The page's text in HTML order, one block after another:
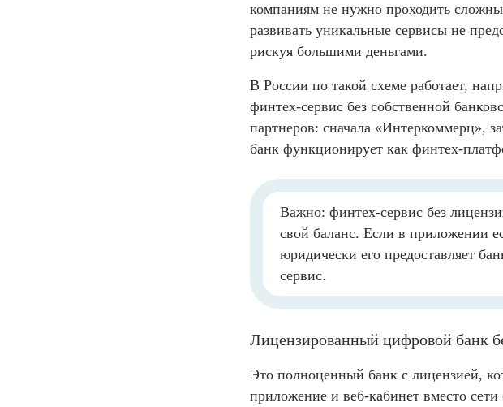
компаниям не нужно проходить
развивать уникальные сервисы не
рискуя большими деньгами.
В России по такой схеме работает,
финтех-сервис без собственной
партнеров: сначала «Интеркоммерц»,
банк функционирует как финтех-
Важно: финтех-сервис без
свой баланс. Если в приложении
юридически его предоставляет
сервис.
Лицензированный цифровой банк
Это полноценный банк с лицензией,
приложение и веб-кабинет вместо